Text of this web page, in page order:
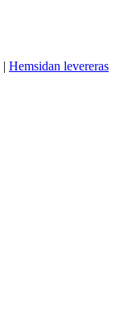
| Hemsidan levereras